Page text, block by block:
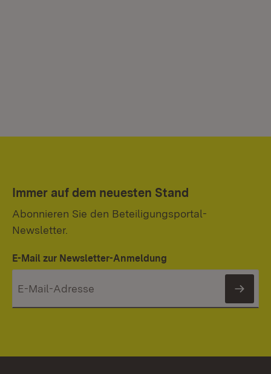
Immer auf dem neuesten Stand
Abonnieren Sie den Beteiligungsportal-
Newsletter.
E-Mail zur Newsletter-Anmeldung